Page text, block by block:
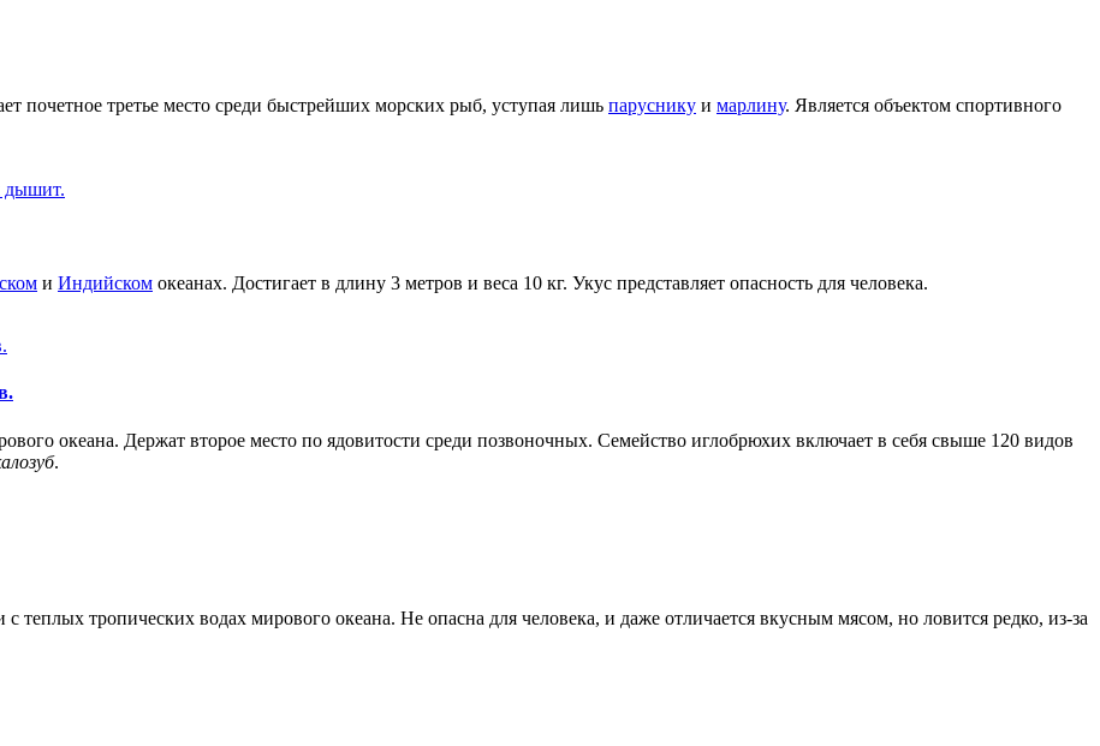
почетное третье место среди быстрейших морских рыб, уступая лишь паруснику и марлину. Является объектом спортивного
и Индийском океанах. Достигает в длину 3 метров и веса 10 кг. Укус представляет опасность для человека.
океана. Держат второе место по ядовитости среди позвоночных. Семейство иглобрюхих включает в себя свыше 120 видов
.
теплых тропических водах мирового океана. Не опасна для человека, и даже отличается вкусным мясом, но ловится редко, из-за